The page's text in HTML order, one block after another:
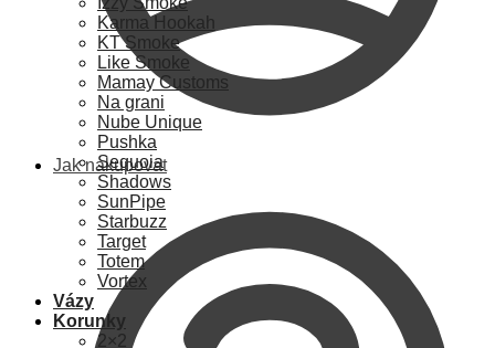
Jak nakupovat
Karma Hookah
KT Smoke
Like Smoke
Mamay Customs
Na grani
Nube Unique
Pushka
Sequoia
Shadows
SunPipe
Starbuzz
Target
Totem
Vortex
Vázy
Korunky
2×2